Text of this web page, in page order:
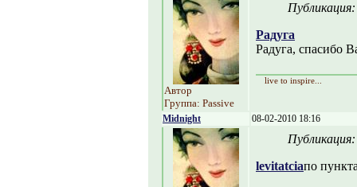
Автор
Группа: Passive
Радуга
Радуга, спасибо
live to inspire...
Midnight 08-02-2010 18:16
levitatciaпо